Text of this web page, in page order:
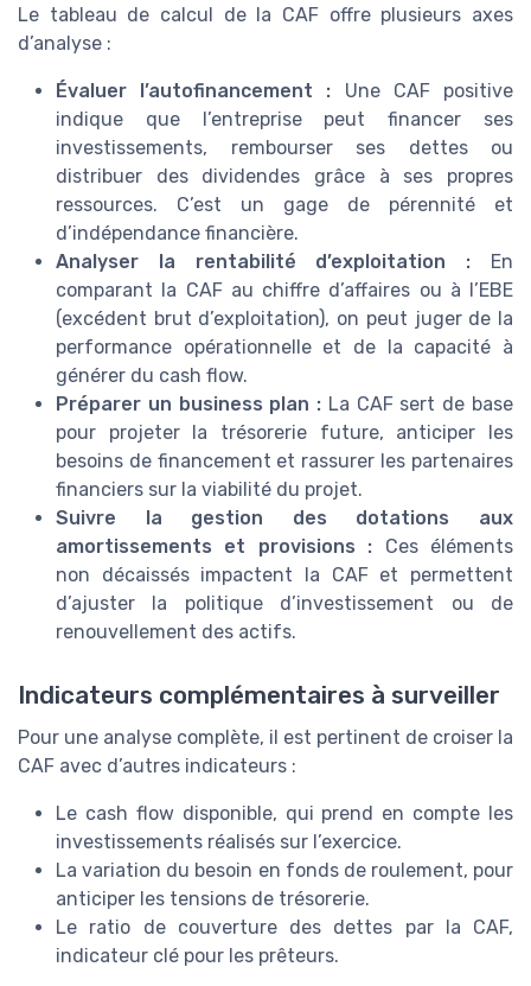
Le tableau de calcul de la CAF offre plusieurs axes
d’analyse :
Évaluer l’autofinancement : Une CAF positive
indique que l’entreprise peut financer ses
investissements, rembourser ses dettes ou
distribuer des dividendes grâce à ses propres
ressources. C’est un gage de pérennité et
d’indépendance financière.
Analyser la rentabilité d’exploitation : En
comparant la CAF au chiffre d’affaires ou à l’EBE
(excédent brut d’exploitation), on peut juger de la
performance opérationnelle et de la capacité à
générer du cash flow.
Préparer un business plan : La CAF sert de base
pour projeter la trésorerie future, anticiper les
besoins de financement et rassurer les partenaires
financiers sur la viabilité du projet.
Suivre la gestion des dotations aux
amortissements et provisions : Ces éléments
non décaissés impactent la CAF et permettent
d’ajuster la politique d’investissement ou de
renouvellement des actifs.
Indicateurs complémentaires à surveiller
Pour une analyse complète, il est pertinent de croiser la
CAF avec d’autres indicateurs :
Le cash flow disponible, qui prend en compte les
investissements réalisés sur l’exercice.
La variation du besoin en fonds de roulement, pour
anticiper les tensions de trésorerie.
Le ratio de couverture des dettes par la CAF,
indicateur clé pour les prêteurs.